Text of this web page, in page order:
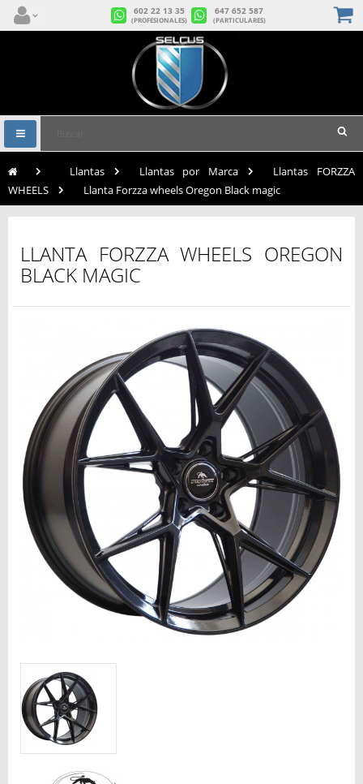
602 22 13 35
(PROFESIONALES)
647 652 587
(PARTICULARES)
Navegación
Toggle
Llantas Llantas por Marca
Llantas FORZZA
WHEELS
Llanta Forzza wheels Oregon Black magic
LLANTA FORZZA WHEELS OREGON
BLACK MAGIC